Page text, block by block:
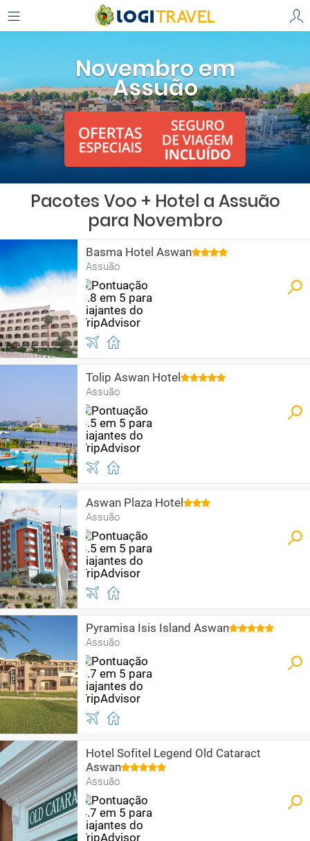
Novembro em
Assuão
Pacotes Voo + Hotel a Assuão
para Novembro
Basma Hotel Aswan
Assuão
Tolip Aswan Hotel
Assuão
Aswan Plaza Hotel
Assuão
Pyramisa Isis Island Aswan
Assuão
Hotel Sofitel Legend Old Cataract
Aswan
Assuão